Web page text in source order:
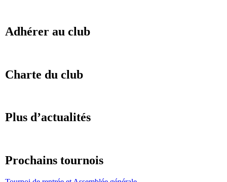
Adhérer au club
Charte du club
Plus d’actualités
Prochains tournois